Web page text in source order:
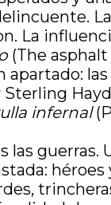
La
(The asphalt
apartado:
infernal
las guerras.
héroes